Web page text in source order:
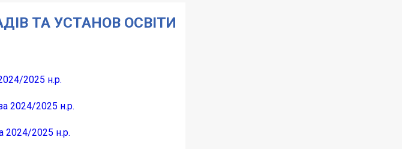
ТА УСТАНОВ ОСВІТИ
2025 н.р.
2024/2025 н.р.
2024/2025 н.р.